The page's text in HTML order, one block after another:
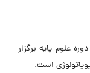
علوم پایه برگزار
است.